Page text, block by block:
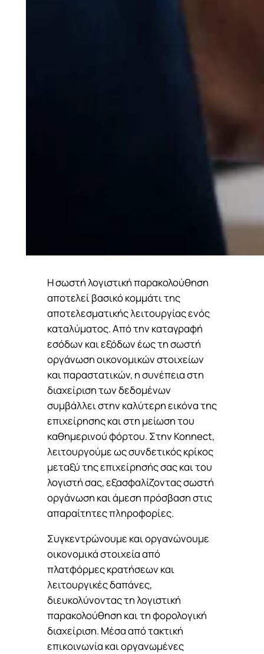
Η σωστή λογιστική παρακολούθηση
αποτελεί βασικό κομμάτι της
αποτελεσματικής λειτουργίας ενός
καταλύματος. Από την καταγραφή
εσόδων και εξόδων έως τη σωστή
οργάνωση οικονομικών στοιχείων
και παραστατικών, η συνέπεια στη
διαχείριση των δεδομένων
συμβάλλει στην καλύτερη εικόνα της
επιχείρησης και στη μείωση του
καθημερινού φόρτου. Στην Konnect,
λειτουργούμε ως συνδετικός κρίκος
μεταξύ της επιχείρησής σας και του
λογιστή σας, εξασφαλίζοντας σωστή
οργάνωση και άμεση πρόσβαση στις
απαραίτητες πληροφορίες.
Συγκεντρώνουμε και οργανώνουμε
οικονομικά στοιχεία από
πλατφόρμες κρατήσεων και
λειτουργικές δαπάνες,
διευκολύνοντας τη λογιστική
παρακολούθηση και τη φορολογική
διαχείριση. Μέσα από τακτική
επικοινωνία και οργανωμένες